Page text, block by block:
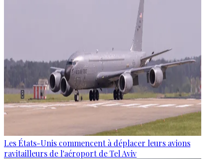
Les États-Unis commencent à déplacer leurs avions
ravitailleurs de l'aéroport de Tel Aviv